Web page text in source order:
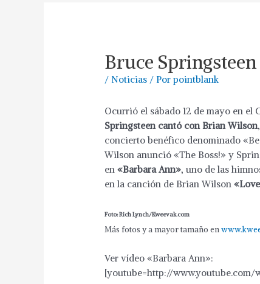
Bruce
/ Noticias / Porpointblank
Ocurrió el sábado 12 de mayo en el
Springsteen cantó con Brian Wilson
concierto benéfico denominado
Wilson anunció «The Boss!» y
en«Barbara Ann», uno de las
en la canción de Brian Wilson
Foto: Rich Lynch/Kweevak.com
Más fotos y a mayor tamaño en
Ver vídeo «Barbara Ann»:
[youtube=http://www.youtube.com/